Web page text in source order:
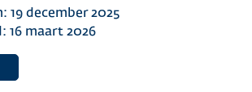
19 december 2025
16 maart 2026